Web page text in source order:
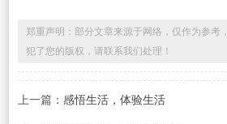
郑重声明：部分文章来源于网络，仅作为参考
犯了您的版权，请联系我们处理！
上一篇： 感悟生活，体验生活